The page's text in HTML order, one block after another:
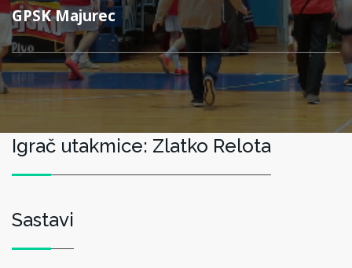
GPSK Majurec
Igrač utakmice: Zlatko Relota
Sastavi